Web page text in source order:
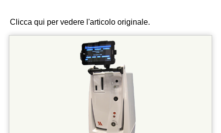
Clicca qui per vedere l'articolo originale.